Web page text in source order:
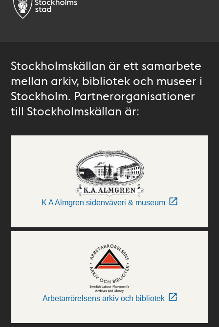
Stockholmskällan är ett samarbete
mellan arkiv, bibliotek och museer i
Stockholm. Partnerorganisationer
till Stockholmskällan är:
K A Almgren sidenväveri & museum
Arbetarrörelsens arkiv och bibliotek